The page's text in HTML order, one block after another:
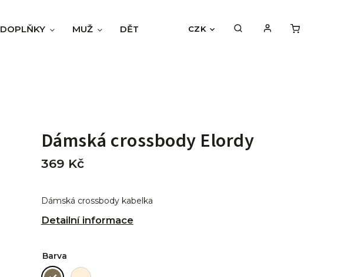
CZK
DOPLŇKY MUŽ DĚTI BLOG HODNOCENÍ OBCHODU
Dámská crossbody Elordy
369 Kč
Dámská crossbody kabelka
Detailní informace
Barva